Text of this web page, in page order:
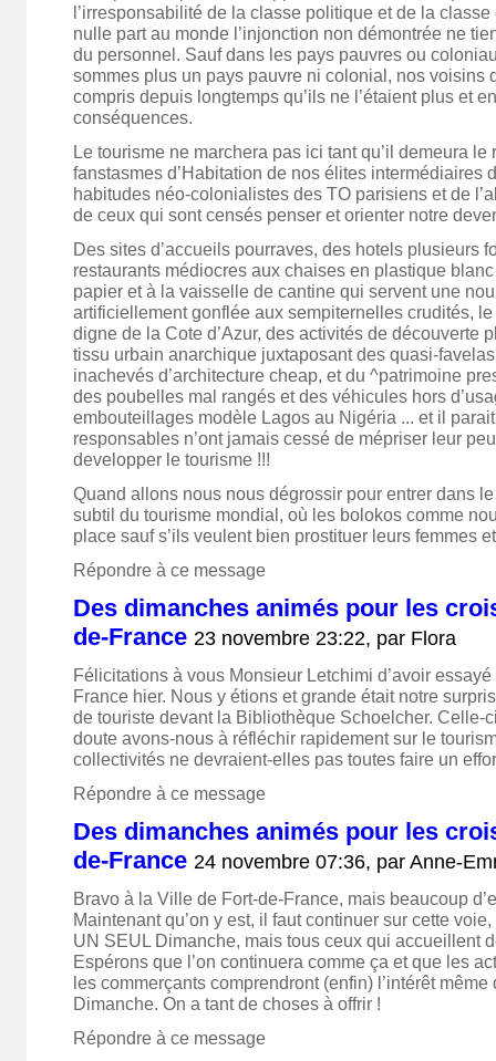
l’irresponsabilité de la classe politique et de la
nulle part au monde l’injonction non démontrée ne
du personnel. Sauf dans les pays pauvres ou
sommes plus un pays pauvre ni colonial, nos voisins
compris depuis longtemps qu’ils ne l’étaient plus et
conséquences.
Le tourisme ne marchera pas ici tant qu’il demeura le
fanstasmes d’Habitation de nos élites intermédiaires
habitudes néo-colonialistes des TO parisiens et de
de ceux qui sont censés penser et orienter notre
Des sites d’accueils pourraves, des hotels plusieurs
restaurants médiocres aux chaises en plastique
papier et à la vaisselle de cantine qui servent une
artificiellement gonflée aux sempiternelles crudités,
digne de la Cote d’Azur, des activités de découverte
tissu urbain anarchique juxtaposant des quasi-
inachevés d’architecture cheap, et du ^patrimoine
des poubelles mal rangés et des véhicules hors
embouteillages modèle Lagos au Nigéria ... et il
responsables n’ont jamais cessé de mépriser leur
developper le tourisme !!!
Quand allons nous nous dégrossir pour entrer dans
subtil du tourisme mondial, où les bolokos comme
place sauf s’ils veulent bien prostituer leurs femmes
Répondre à ce message
Des dimanches animés pour les
de-France 23 novembre 23:22, par Flora
Félicitations à vous Monsieur Letchimi d’avoir essayé
France hier. Nous y étions et grande était notre
de touriste devant la Bibliothèque Schoelcher. Celle-
doute avons-nous à réfléchir rapidement sur le
collectivités ne devraient-elles pas toutes faire un
Répondre à ce message
Des dimanches animés pour les
de-France 24 novembre 07:36, par Anne-
Bravo à la Ville de Fort-de-France, mais beaucoup
Maintenant qu’on y est, il faut continuer sur cette
UN SEUL Dimanche, mais tous ceux qui accueillent
Espérons que l’on continuera comme ça et que les
les commerçants comprendront (enfin) l’intérêt même
Dimanche. On a tant de choses à offrir !
Répondre à ce message